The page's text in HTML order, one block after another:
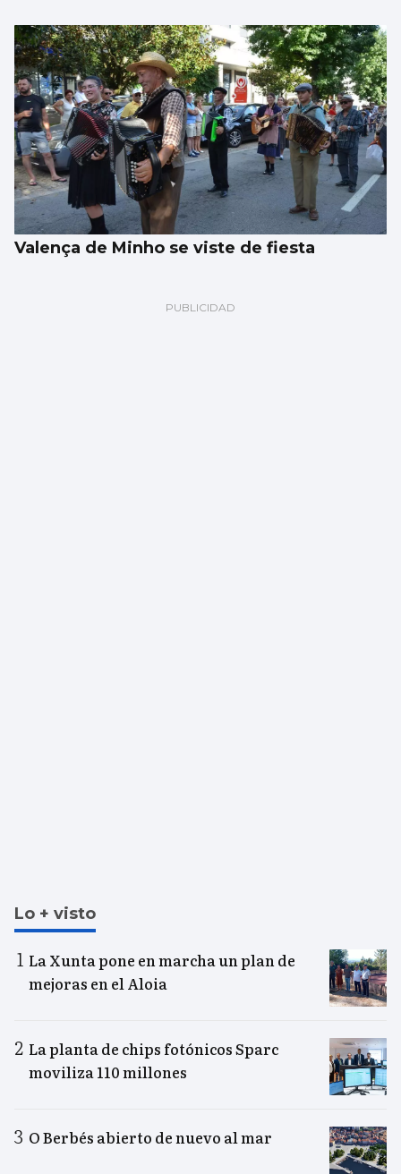
Valença de Minho se viste de fiesta
Lo + visto
La Xunta pone en marcha un plan de
mejoras en el Aloia
La planta de chips fotónicos Sparc
moviliza 110 millones
O Berbés abierto de nuevo al mar